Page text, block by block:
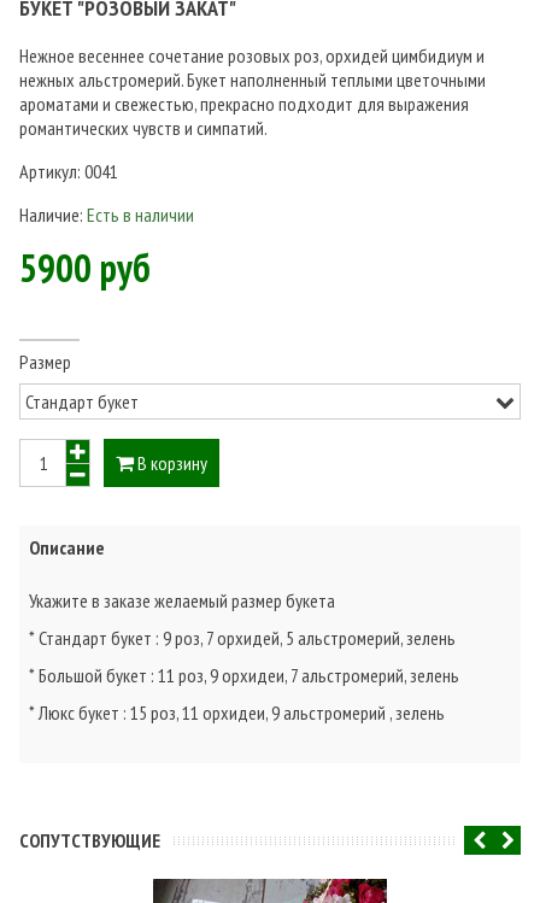
БУКЕТ "РОЗОВЫЙ ЗАКАТ"
Нежное весеннее сочетание розовых роз, орхидей цимбидиум и
нежных альстромерий. Букет наполненный теплыми цветочными
ароматами и свежестью, прекрасно подходит для выражения
романтических чувств и симпатий.
Артикул: 0041
Наличие: Есть в наличии
5900 руб
Размер
В корзину
Описание
Укажите в заказе желаемый размер букета
* Стандарт букет : 9 роз, 7 орхидей, 5 альстромерий, зелень
* Большой букет : 11 роз, 9 орхидеи, 7 альстромерий, зелень
* Люкс букет : 15 роз, 11 орхидеи, 9 альстромерий , зелень
CОПУТСТВУЮЩИЕ